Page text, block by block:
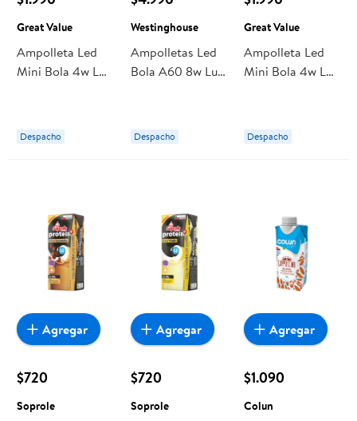
Great Value
Ampolleta Led
Mini Bola 4w Luz
Despacho
Westinghouse
Ampolletas Led
Bola A60 8w Luz
Westinghouse
Despacho
Great Value
Ampolleta Led
Mini Bola 4w Luz
Despacho
$720
Soprole
Agregar
$720
Soprole
Agregar
$1.090
Colun
Agregar